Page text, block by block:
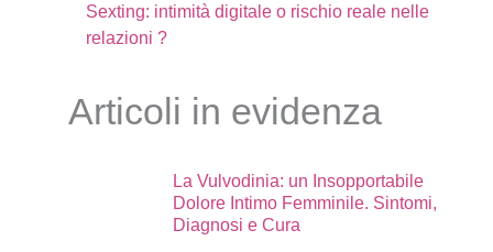
Sexting: intimità digitale o rischio reale nelle
relazioni ?
Articoli in evidenza
La Vulvodinia: un Insopportabile
Dolore Intimo Femminile. Sintomi,
Diagnosi e Cura